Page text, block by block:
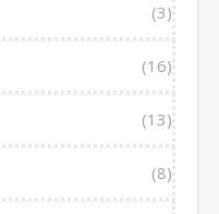
(3)
(16)
(13)
(8)